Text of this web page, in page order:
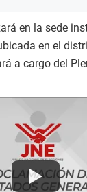
en la sede
en el
a cargo del